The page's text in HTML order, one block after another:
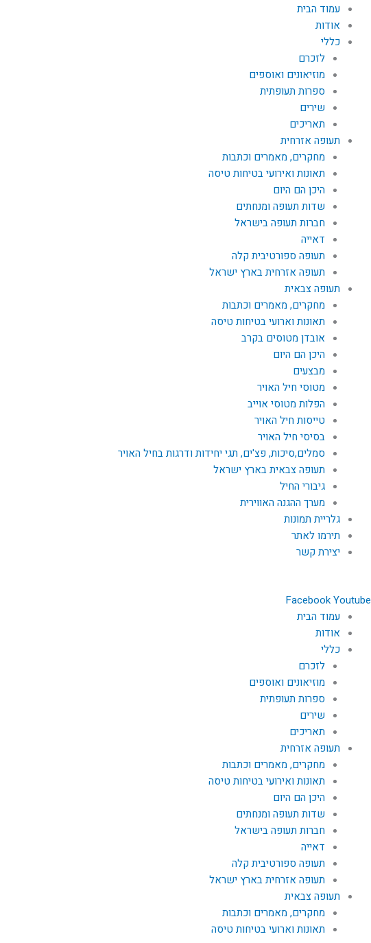
עמוד הבית
אודות
כללי
לזכרם
מוזיאונים ואוספים
ספרות תעופתית
שירים
תאריכים
תעופה אזרחית
מחקרים, מאמרים וכתבות
תאונות ואירועי בטיחות טיסה
היכן הם היום
שדות תעופה ומנחתים
חברות תעופה בישראל
דאייה
תעופה ספורטיבית קלה
תעופה אזרחית בארץ ישראל
תעופה צבאית
מחקרים, מאמרים וכתבות
תאונות וארועי בטיחות טיסה
אובדן מטוסים בקרב
היכן הם היום
מבצעים
מטוסי חיל האויר
הפלות מטוסי אוייב
טייסות חיל האויר
בסיסי חיל האויר
סמלים,סיכות, פצ'ים, תגי יחידות ודרגות בחיל האויר
תעופה צבאית בארץ ישראל
גיבורי החיל
מערך ההגנה האווירית
גלריית תמונות
תירמו לאתר
יצירת קשר
FacebookYoutube
עמוד הבית
אודות
כללי
לזכרם
מוזיאונים ואוספים
ספרות תעופתית
שירים
תאריכים
תעופה אזרחית
מחקרים, מאמרים וכתבות
תאונות ואירועי בטיחות טיסה
היכן הם היום
שדות תעופה ומנחתים
חברות תעופה בישראל
דאייה
תעופה ספורטיבית קלה
תעופה אזרחית בארץ ישראל
תעופה צבאית
מחקרים, מאמרים וכתבות
תאונות וארועי בטיחות טיסה